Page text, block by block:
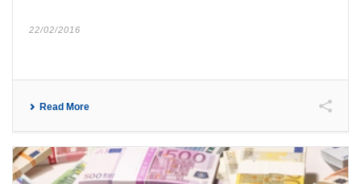
22/02/2016
Read More